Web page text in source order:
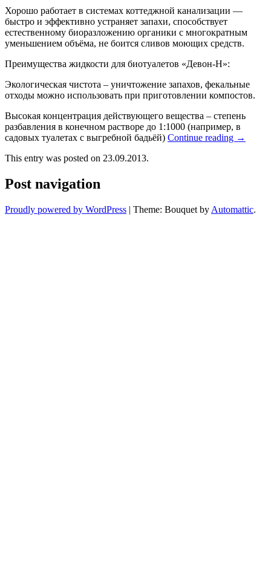
Хорошо работает в системах коттеджной канализации —
быстро и эффективно устраняет запахи, способствует
естественному биоразложению органики с многократным
уменьшением объёма, не боится сливов моющих средств.
Преимущества жидкости для биотуалетов «Девон-Н»:
Экологическая чистота – уничтожение запахов, фекальные
отходы можно использовать при приготовлении компостов.
Высокая концентрация действующего вещества – степень
разбавления в конечном растворе до 1:1000 (например, в
садовых туалетах с выгребной бадьёй) Continue reading →
This entry was posted on 23.09.2013.
Post navigation
Proudly powered by WordPress | Theme: Bouquet by Automattic.